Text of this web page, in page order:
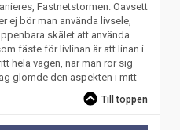
Fastnetstormen. Oavsett
ej bör man använda livsele,
skälet att använda
fäste för livlinan är att linan i
hela vägen, när man rör sig
glömde den aspekten i mitt
Till toppen